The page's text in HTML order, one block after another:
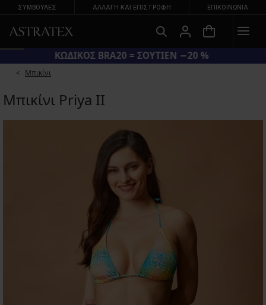
ΣΥΜΒΟΥΛΕΣ ΑΛΛΑΓΉ ΚΑΙ ΕΠΙΣΤΡΟΦΉ ΕΠΙΚΟΙΝΩΝΊΑ
ΚΩΔΙΚΟΣ BRA20 = ΣΟΥΤΙΕΝ −20 %
Μπικίνι
Μπικίνι Priya II